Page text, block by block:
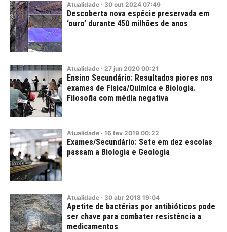
Atualidade · 30 out 2024 07:49
Descoberta nova espécie preservada em
‘ouro’ durante 450 milhões de anos
Atualidade · 27 jun 2020 00:21
Ensino Secundário: Resultados piores nos
exames de Física/Quimica e Biologia.
Filosofia com média negativa
Atualidade · 16 fev 2019 00:22
Exames/Secundário: Sete em dez escolas
passam a Biologia e Geologia
Atualidade · 30 abr 2018 19:04
Apetite de bactérias por antibióticos pode
ser chave para combater resistência a
medicamentos